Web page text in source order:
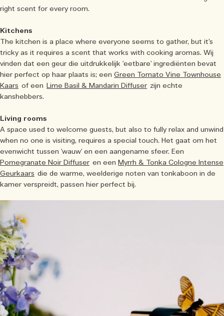
right scent for every room.
Kitchens
The kitchen is a place where everyone seems to gather, but it’s
tricky as it requires a scent that works with cooking aromas. Wij
vinden dat een geur die uitdrukkelijk 'eetbare' ingrediënten bevat
hier perfect op haar plaats is; een Green Tomato Vine Townhouse
Kaars of een Lime Basil & Mandarin Diffuser zijn echte
kanshebbers.
Living rooms
A space used to welcome guests, but also to fully relax and unwind
when no one is visiting, requires a special touch. Het gaat om het
evenwicht tussen 'wauw' en een aangename sfeer. Een
Pomegranate Noir Diffuser en een Myrrh & Tonka Cologne Intense
Geurkaars die de warme, weelderige noten van tonkaboon in de
kamer verspreidt, passen hier perfect bij.